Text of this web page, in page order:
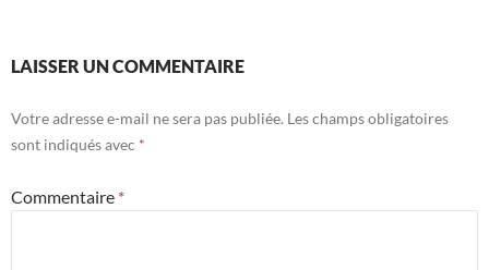
LAISSER UN COMMENTAIRE
Votre adresse e-mail ne sera pas publiée. Les champs obligatoires
sont indiqués avec *
Commentaire *